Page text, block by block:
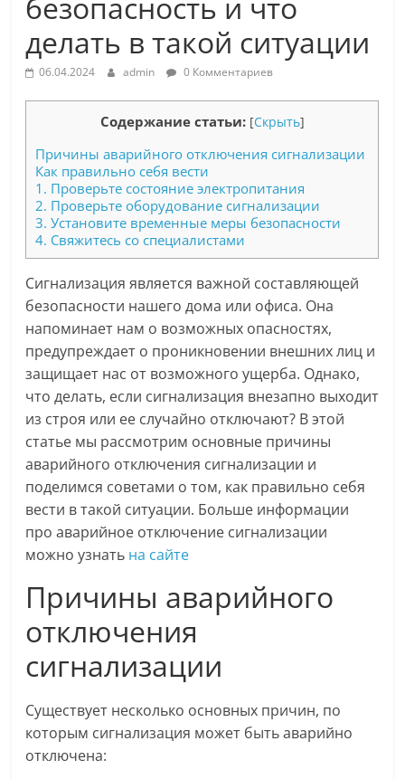
безопасность и что
делать в такой ситуации
06.04.2024 admin 0 Комментариев
Содержание статьи: [Скрыть]
Причины аварийного отключения сигнализации
Как правильно себя вести
1. Проверьте состояние электропитания
2. Проверьте оборудование сигнализации
3. Установите временные меры безопасности
4. Свяжитесь со специалистами
Сигнализация является важной составляющей
безопасности нашего дома или офиса. Она
напоминает нам о возможных опасностях,
предупреждает о проникновении внешних лиц и
защищает нас от возможного ущерба. Однако,
что делать, если сигнализация внезапно выходит
из строя или ее случайно отключают? В этой
статье мы рассмотрим основные причины
аварийного отключения сигнализации и
поделимся советами о том, как правильно себя
вести в такой ситуации. Больше информации
про аварийное отключение сигнализации
можно узнать на сайте
Причины аварийного
отключения
сигнализации
Существует несколько основных причин, по
которым сигнализация может быть аварийно
отключена: